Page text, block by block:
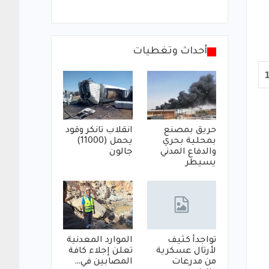
أحداث وتغطيات
حريق بمصنع
بمحلية بحري
والدفاع المدني
يسيطر
انقلاب تانكر وقود
يحمل (11000)
جالون
تواجدأ كثيف
لأرتال عسكرية
من مدرعات
الموارد المعدنية
تعلن إجلاء كافة
المصابين في…